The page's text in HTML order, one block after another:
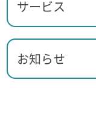
サービス
お知らせ